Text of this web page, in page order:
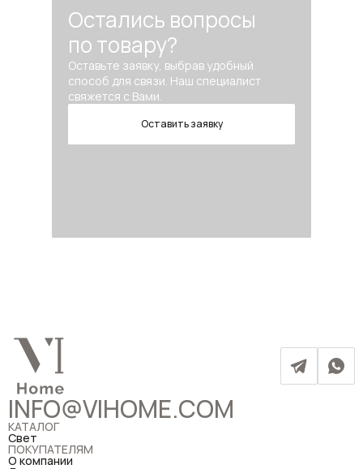
Остались вопросы
по товару?
Оставьте заявку, выбрав удобный
способ для связи. Наш специалист
свяжется с Вами.
Оставить заявку
INFO@VIHOME.COM
КАТАЛОГ
Свет
ПОКУПАТЕЛЯМ
О компании